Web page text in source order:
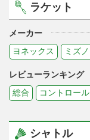
ラケット
メーカー
ヨネックス
ミズノ
レビューランキング
総合
コントロール
シャトル